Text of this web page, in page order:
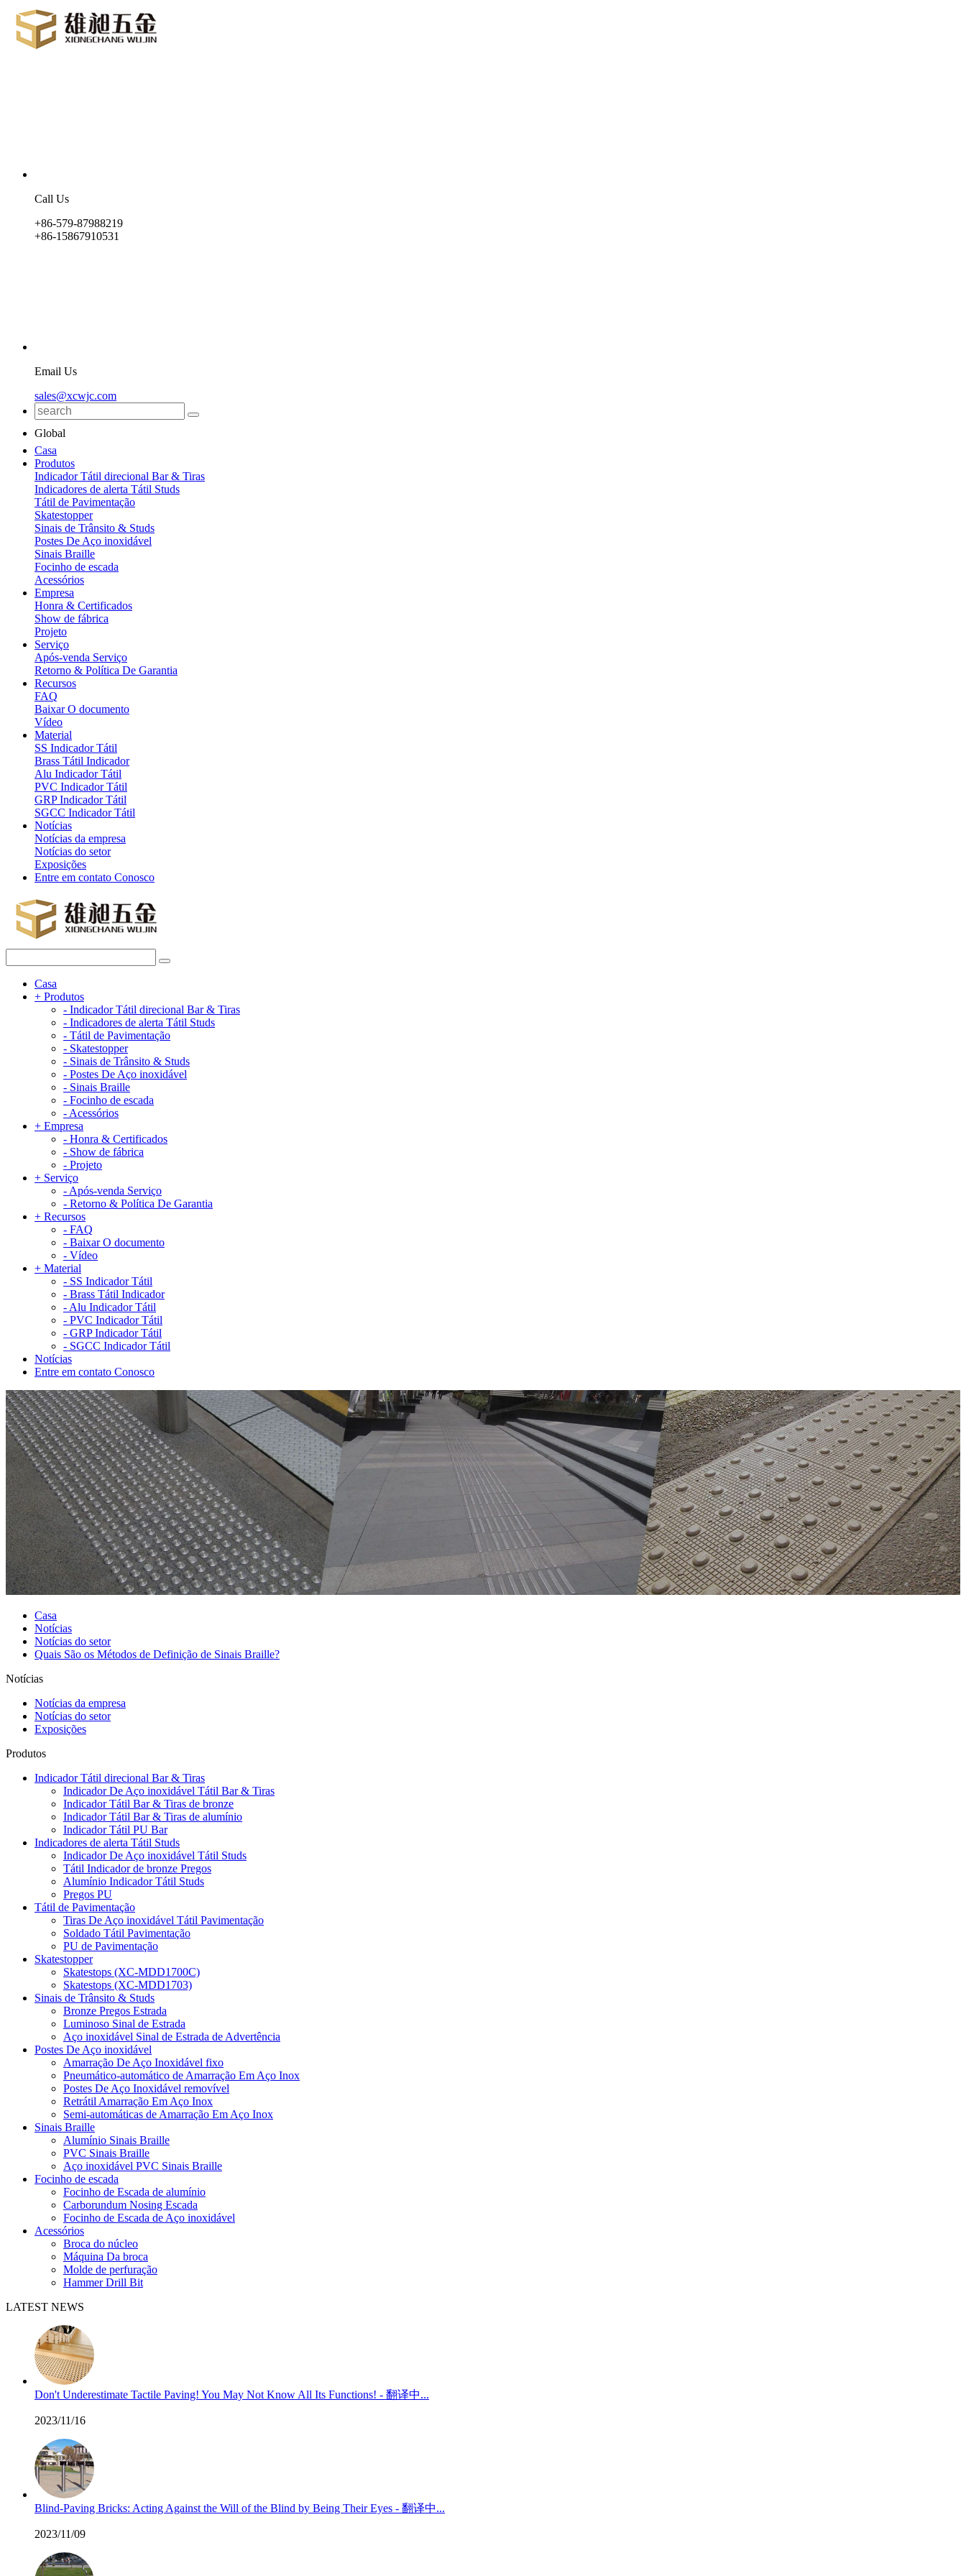
Call Us
+86-579-87988219
+86-15867910531
Email Us
sales@xcwjc.com
Global
Casa
Produtos
Indicador Tátil direcional Bar & Tiras
Indicadores de alerta Tátil Studs
Tátil de Pavimentação
Skatestopper
Sinais de Trânsito & Studs
Postes De Aço inoxidável
Sinais Braille
Focinho de escada
Acessórios
Empresa
Honra & Certificados
Show de fábrica
Projeto
Serviço
Após-venda Serviço
Retorno & Política De Garantia
Recursos
FAQ
Baixar O documento
Vídeo
Material
SS Indicador Tátil
Brass Tátil Indicador
Alu Indicador Tátil
PVC Indicador Tátil
GRP Indicador Tátil
SGCC Indicador Tátil
Notícias
Notícias da empresa
Notícias do setor
Exposições
Entre em contato Conosco
Casa
+ Produtos
- Indicador Tátil direcional Bar & Tiras
- Indicadores de alerta Tátil Studs
- Tátil de Pavimentação
- Skatestopper
- Sinais de Trânsito & Studs
- Postes De Aço inoxidável
- Sinais Braille
- Focinho de escada
- Acessórios
+ Empresa
- Honra & Certificados
- Show de fábrica
- Projeto
+ Serviço
- Após-venda Serviço
- Retorno & Política De Garantia
+ Recursos
- FAQ
- Baixar O documento
- Vídeo
+ Material
- SS Indicador Tátil
- Brass Tátil Indicador
- Alu Indicador Tátil
- PVC Indicador Tátil
- GRP Indicador Tátil
- SGCC Indicador Tátil
Notícias
Entre em contato Conosco
Casa
Notícias
Notícias do setor
Quais São os Métodos de Definição de Sinais Braille?
Notícias
Notícias da empresa
Notícias do setor
Exposições
Produtos
Indicador Tátil direcional Bar & Tiras
Indicador De Aço inoxidável Tátil Bar & Tiras
Indicador Tátil Bar & Tiras de bronze
Indicador Tátil Bar & Tiras de alumínio
Indicador Tátil PU Bar
Indicadores de alerta Tátil Studs
Indicador De Aço inoxidável Tátil Studs
Tátil Indicador de bronze Pregos
Alumínio Indicador Tátil Studs
Pregos PU
Tátil de Pavimentação
Tiras De Aço inoxidável Tátil Pavimentação
Soldado Tátil Pavimentação
PU de Pavimentação
Skatestopper
Skatestops (XC-MDD1700C)
Skatestops (XC-MDD1703)
Sinais de Trânsito & Studs
Bronze Pregos Estrada
Luminoso Sinal de Estrada
Aço inoxidável Sinal de Estrada de Advertência
Postes De Aço inoxidável
Amarração De Aço Inoxidável fixo
Pneumático-automático de Amarração Em Aço Inox
Postes De Aço Inoxidável removível
Retrátil Amarração Em Aço Inox
Semi-automáticas de Amarração Em Aço Inox
Sinais Braille
Alumínio Sinais Braille
PVC Sinais Braille
Aço inoxidável PVC Sinais Braille
Focinho de escada
Focinho de Escada de alumínio
Carborundum Nosing Escada
Focinho de Escada de Aço inoxidável
Acessórios
Broca do núcleo
Máquina Da broca
Molde de perfuração
Hammer Drill Bit
LATEST NEWS
Don't Underestimate Tactile Paving! You May Not Know All Its Functions! - 翻译中...
2023/11/16
Blind-Paving Bricks: Acting Against the Will of the Blind by Being Their Eyes - 翻译中...
2023/11/09